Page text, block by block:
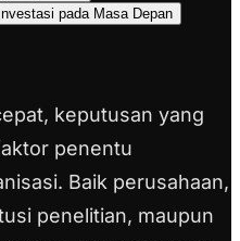
pada Masa Depan
keputusan yang
penentu
Baik perusahaan,
penelitian, maupun